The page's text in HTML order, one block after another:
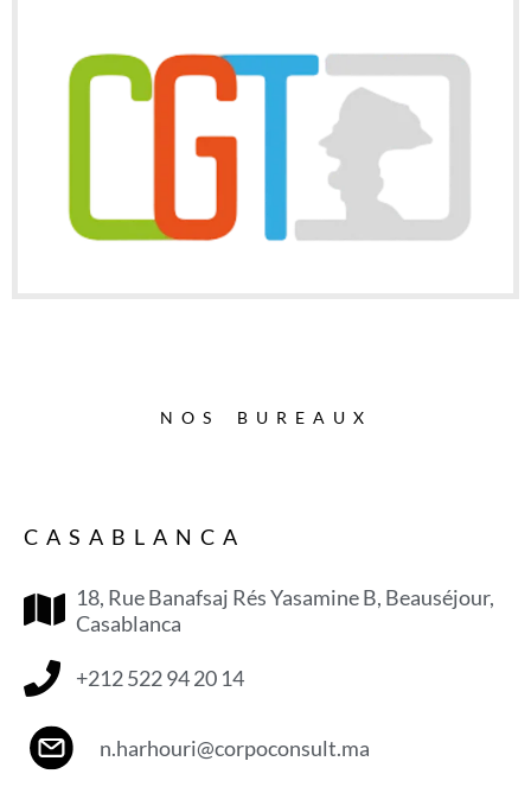
NOS BUREAUX
CASABLANCA
18, Rue Banafsaj Rés Yasamine B, Beauséjour,
Casablanca
+212 522 94 20 14
n.harhouri@corpoconsult.ma